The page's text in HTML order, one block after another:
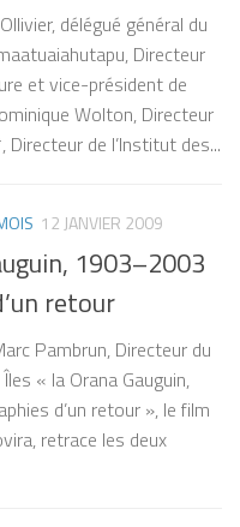
délégué général du
Directeur
et vice-président de
Wolton, Directeur
Directeur de l’Institut des...
12 JANVIER 2009
1903–2003
retour
Pambrun, Directeur du
« Ia Orana Gauguin,
d’un retour », le film
retrace les deux